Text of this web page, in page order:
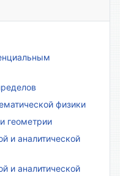
физики
геометрии
и аналитической
и аналитической